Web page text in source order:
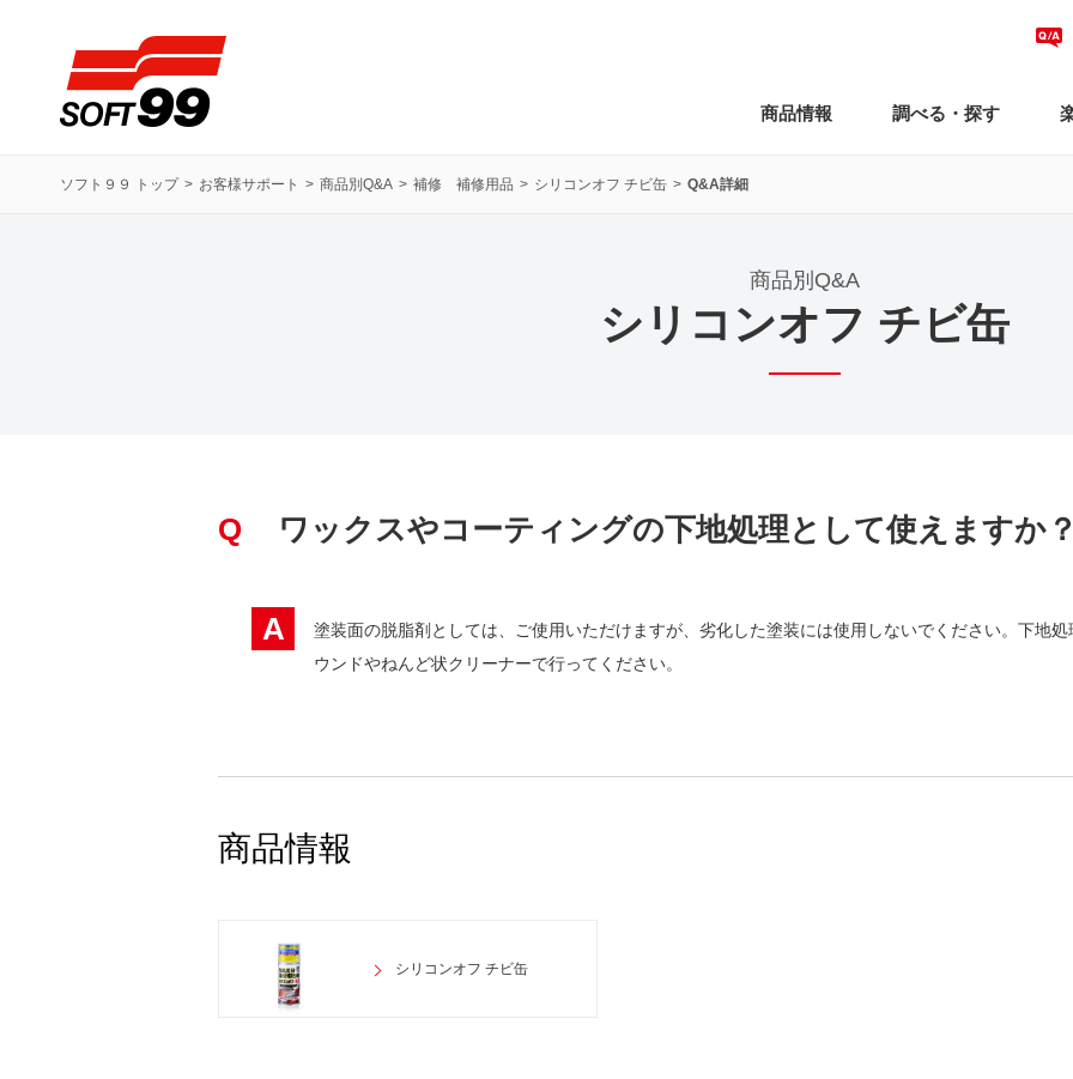
商品情報 調べる・探す
ソフト９９ トップ お客様サポート 商品別Q&A 補修 補修用品 シリコンオフ チビ缶 Q&A詳細
商品別Q&A
シリコンオフ チビ缶
Q ワックスやコーティングの下地処理として使えますか
A
塗装面の脱脂剤としては、ご使用いただけますが、劣化した塗装には使用しないでください。下地
ウンドやねんど状クリーナーで行ってください。
商品情報
シリコンオフ チビ缶